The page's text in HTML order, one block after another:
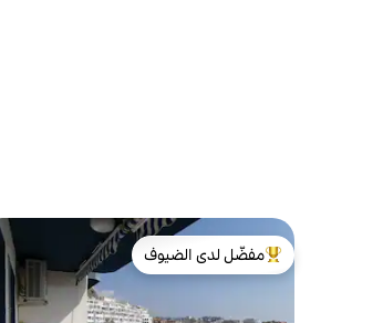
من أبرز البيوت المفضّلة لدى الضيوف
مفضّل لدى الضيوف